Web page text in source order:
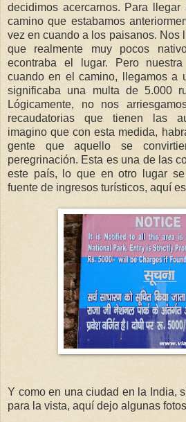
decidimos acercarnos. Para
camino que estabamos
vez en cuando a los paisanos. Nos
que realmente muy pocos
econtraba el lugar. Pero
cuando en el camino, llegamos a
significaba una multa de 5.000
Lógicamente, no nos
recaudatorias que tienen las
imagino que con esta medida,
gente que aquello se
peregrinación. Esta es una de las
este país, lo que en otro lugar
fuente de ingresos turísticos, aquí
Y como en una ciudad en la India,
para la vista, aquí dejo algunas